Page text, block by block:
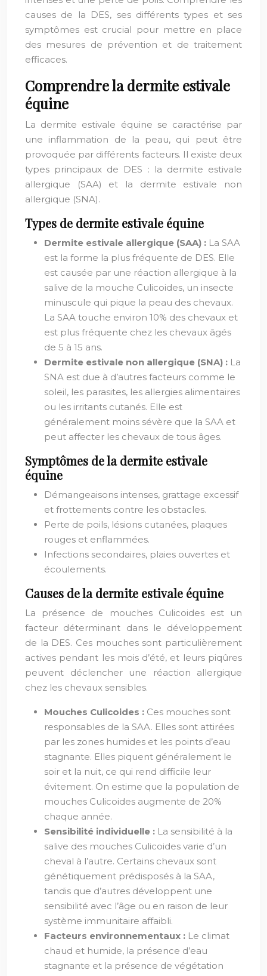
causes de la DES, ses différents types et ses
symptômes est crucial pour mettre en place
des mesures de prévention et de traitement
efficaces.
Comprendre la dermite estivale
équine
La dermite estivale équine se caractérise par
une inflammation de la peau, qui peut être
provoquée par différents facteurs. Il existe deux
types principaux de DES : la dermite estivale
allergique (SAA) et la dermite estivale non
allergique (SNA).
Types de dermite estivale équine
Dermite estivale allergique (SAA) : La SAA
est la forme la plus fréquente de DES. Elle
est causée par une réaction allergique à la
salive de la mouche Culicoides, un insecte
minuscule qui pique la peau des chevaux.
La SAA touche environ 10% des chevaux et
est plus fréquente chez les chevaux âgés
de 5 à 15 ans.
Dermite estivale non allergique (SNA) : La
SNA est due à d’autres facteurs comme le
soleil, les parasites, les allergies alimentaires
ou les irritants cutanés. Elle est
généralement moins sévère que la SAA et
peut affecter les chevaux de tous âges.
Symptômes de la dermite estivale
équine
Démangeaisons intenses, grattage excessif
et frottements contre les obstacles.
Perte de poils, lésions cutanées, plaques
rouges et enflammées.
Infections secondaires, plaies ouvertes et
écoulements.
Causes de la dermite estivale équine
La présence de mouches Culicoides est un
facteur déterminant dans le développement
de la DES. Ces mouches sont particulièrement
actives pendant les mois d’été, et leurs piqûres
peuvent déclencher une réaction allergique
chez les chevaux sensibles.
Mouches Culicoides : Ces mouches sont
responsables de la SAA. Elles sont attirées
par les zones humides et les points d’eau
stagnante. Elles piquent généralement le
soir et la nuit, ce qui rend difficile leur
évitement. On estime que la population de
mouches Culicoides augmente de 20%
chaque année.
Sensibilité individuelle : La sensibilité à la
salive des mouches Culicoides varie d’un
cheval à l’autre. Certains chevaux sont
génétiquement prédisposés à la SAA,
tandis que d’autres développent une
sensibilité avec l’âge ou en raison de leur
système immunitaire affaibli.
Facteurs environnementaux : Le climat
chaud et humide, la présence d’eau
stagnante et la présence de végétation